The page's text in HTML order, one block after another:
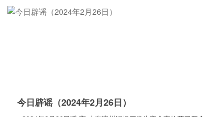
今日辟谣（2024年2月26日）